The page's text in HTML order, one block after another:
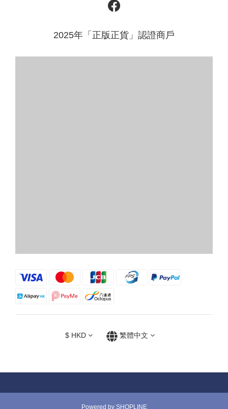
2025年「正版正貨」認證商戶
$ HKD 繁體中文
Powered by SHOPLINE